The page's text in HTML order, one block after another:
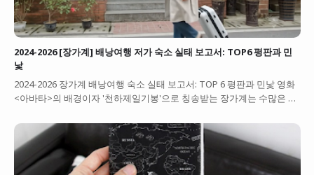
2024-2026 [장가계] 배낭여행 저가 숙소 실태 보고서: TOP6 평판과 민
낯
2024-2026 장가계 배낭여행 숙소 실태 보고서: TOP 6 평판과 민낯 영화
<아바타>의 배경이자 '천하제일기봉'으로 칭송받는 장가계는 수많은 …